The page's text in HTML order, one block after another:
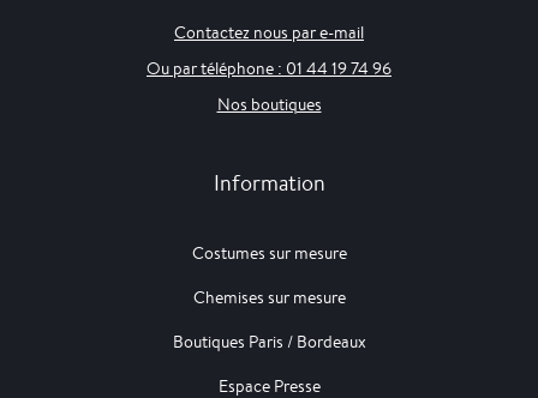
Contactez nous par e-mail
Ou par téléphone : 01 44 19 74 96
Nos boutiques
Information
Costumes sur mesure
Chemises sur mesure
Boutiques Paris / Bordeaux
Espace Presse